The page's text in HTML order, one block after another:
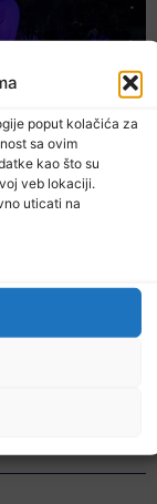
poput kolačića za
sa ovim
kao što su
veb lokaciji.
uticati na